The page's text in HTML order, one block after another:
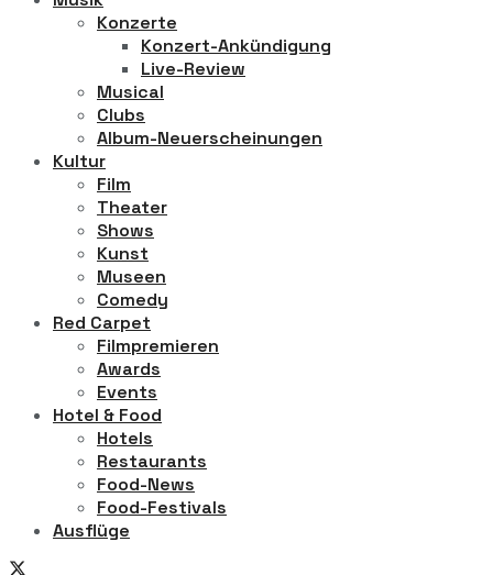
Konzerte
Konzert-Ankündigung
Live-Review
Musical
Clubs
Album-Neuerscheinungen
Kultur
Film
Theater
Shows
Kunst
Museen
Comedy
Red Carpet
Filmpremieren
Awards
Events
Hotel & Food
Hotels
Restaurants
Food-News
Food-Festivals
Ausflüge